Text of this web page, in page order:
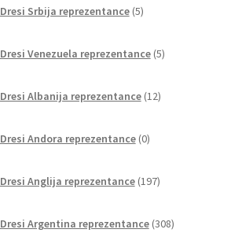
Dresi Srbija reprezentance 5izdelkov
Dresi Venezuela reprezentance 5izdelkov
Dresi Albanija reprezentance 12izdelkov
Dresi Andora reprezentance 0izdelkov
Dresi Anglija reprezentance 197izdelkov
Dresi Argentina reprezentance 308izdelkov